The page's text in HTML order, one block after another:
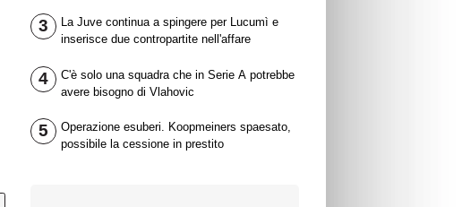
3
La Juve continua a spingere per Lucumì e
inserisce due contropartite nell'affare
4
C'è solo una squadra che in Serie A potrebbe
avere bisogno di Vlahovic
5
Operazione esuberi. Koopmeiners spaesato,
possibile la cessione in prestito